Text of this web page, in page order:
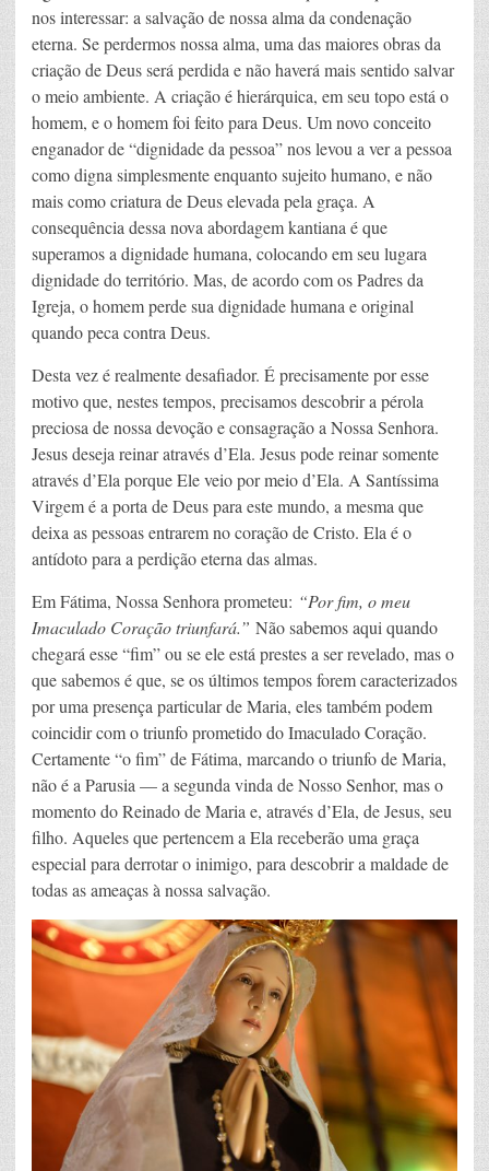
nos interessar: a salvação de nossa alma da condenação
eterna. Se perdermos nossa alma, uma das maiores obras da
criação de Deus será perdida e não haverá mais sentido salvar
o meio ambiente. A criação é hierárquica, em seu topo está o
homem, e o homem foi feito para Deus. Um novo conceito
enganador de “dignidade da pessoa” nos levou a ver a pessoa
como digna simplesmente enquanto sujeito humano, e não
mais como criatura de Deus elevada pela graça. A
consequência dessa nova abordagem kantiana é que
superamos a dignidade humana, colocando em seu lugara
dignidade do território. Mas, de acordo com os Padres da
Igreja, o homem perde sua dignidade humana e original
quando peca contra Deus.
Desta vez é realmente desafiador. É precisamente por esse
motivo que, nestes tempos, precisamos descobrir a pérola
preciosa de nossa devoção e consagração a Nossa Senhora.
Jesus deseja reinar através d’Ela. Jesus pode reinar somente
através d’Ela porque Ele veio por meio d’Ela. A Santíssima
Virgem é a porta de Deus para este mundo, a mesma que
deixa as pessoas entrarem no coração de Cristo. Ela é o
antídoto para a perdição eterna das almas.
Em Fátima, Nossa Senhora prometeu: “Por fim, o meu
Imaculado Coração triunfará.” Não sabemos aqui quando
chegará esse “fim” ou se ele está prestes a ser revelado, mas o
que sabemos é que, se os últimos tempos forem caracterizados
por uma presença particular de Maria, eles também podem
coincidir com o triunfo prometido do Imaculado Coração.
Certamente “o fim” de Fátima, marcando o triunfo de Maria,
não é a Parusia — a segunda vinda de Nosso Senhor, mas o
momento do Reinado de Maria e, através d’Ela, de Jesus, seu
filho. Aqueles que pertencem a Ela receberão uma graça
especial para derrotar o inimigo, para descobrir a maldade de
todas as ameaças à nossa salvação.